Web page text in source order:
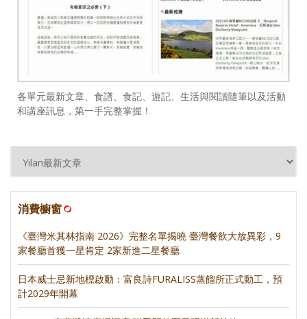
各單元最新文章、食譜、食記、遊記、生活與閱讀隨筆以及活動
和講座訊息，第一手完整掌握！
消費櫥窗
《臺灣米其林指南 2026》完整名單揭曉 臺灣餐飲大放異彩，9
家餐廳首獲一星肯定 2家新進二星餐廳
日本威士忌新地標啟動：富良詩FURALISS蒸餾所正式動工，預
計2029年開幕